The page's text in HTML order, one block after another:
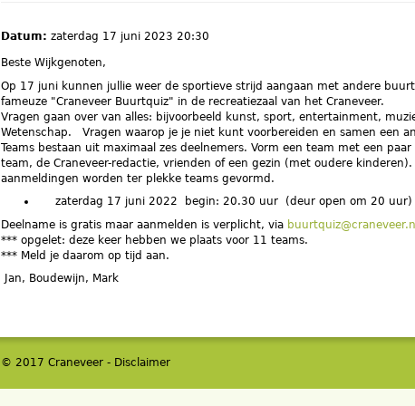
Datum: zaterdag 17 juni 2023 20:30
Beste Wijkgenoten,
Op 17 juni kunnen jullie weer de sportieve strijd aangaan met andere
fameuze "Craneveer Buurtquiz" in de recreatiezaal van het Craneveer.
Vragen gaan over van alles: bijvoorbeeld kunst, sport, entertainment,
Wetenschap. Vragen waarop je je niet kunt voorbereiden en samen een
Teams bestaan uit maximaal zes deelnemers. Vorm een team met een
team, de Craneveer-redactie, vrienden of een gezin (met oudere
aanmeldingen worden ter plekke teams gevormd.
zaterdag 17 juni 2022 begin: 20.30 uur (deur open om 20 uur)
Deelname is gratis maar aanmelden is verplicht, via buurtquiz@craneveer.nl
*** opgelet: deze keer hebben we plaats voor 11 teams.
*** Meld je daarom op tijd aan.
Jan, Boudewijn, Mark
© 2017 Craneveer - Disclaimer